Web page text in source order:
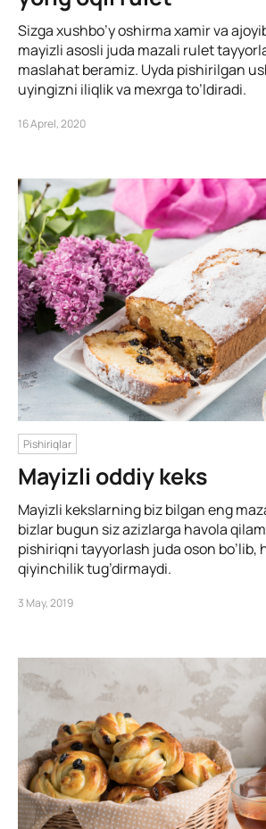
Sizga xushbo’y oshirma xamir va
mayizli asosli juda mazali rulet
maslahat beramiz. Uyda pishirilgan
uyingizni iliqlik va mexrga to’ldiradi.
16 Aprel, 2020
Pishiriqlar
Mayizli oddiy keks
Mayizli kekslarning biz bilgan eng
bizlar bugun siz azizlarga havola
pishiriqni tayyorlash juda oson bo’lib,
qiyinchilik tug’dirmaydi.
3 May, 2019